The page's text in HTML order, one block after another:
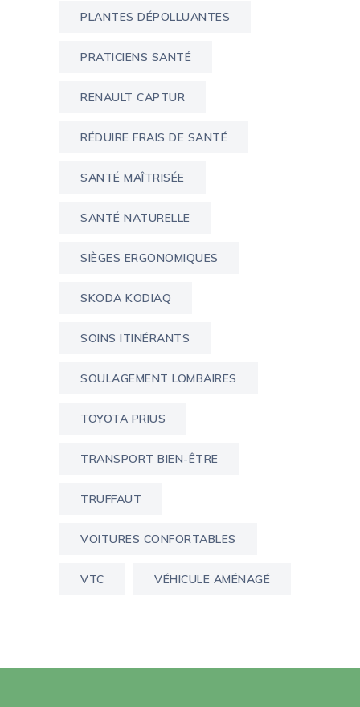
PLANTES DÉPOLLUANTES
PRATICIENS SANTÉ
RENAULT CAPTUR
RÉDUIRE FRAIS DE SANTÉ
SANTÉ MAÎTRISÉE
SANTÉ NATURELLE
SIÈGES ERGONOMIQUES
SKODA KODIAQ
SOINS ITINÉRANTS
SOULAGEMENT LOMBAIRES
TOYOTA PRIUS
TRANSPORT BIEN-ÊTRE
TRUFFAUT
VOITURES CONFORTABLES
VTC VÉHICULE AMÉNAGÉ